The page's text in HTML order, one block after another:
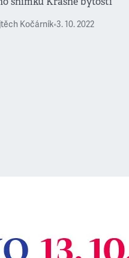
Kočárník•3. 10. 2022